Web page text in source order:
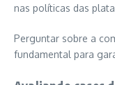
nas políticas das
Perguntar sobre a
fundamental para